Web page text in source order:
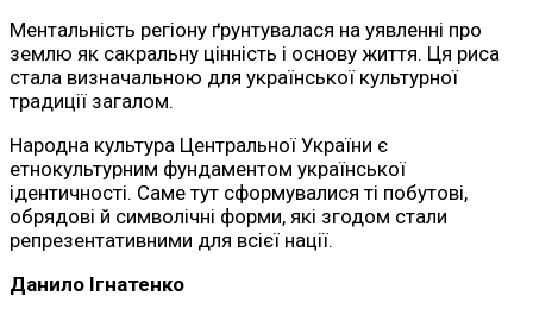
Ментальність регіону ґрунтувалася на уявленні про
землю як сакральну цінність і основу життя. Ця риса
стала визначальною для української культурної
традиції загалом.
Народна культура Центральної України є
етнокультурним фундаментом української
ідентичності. Саме тут сформувалися ті побутові,
обрядові й символічні форми, які згодом стали
репрезентативними для всієї нації.
Данило Ігнатенко